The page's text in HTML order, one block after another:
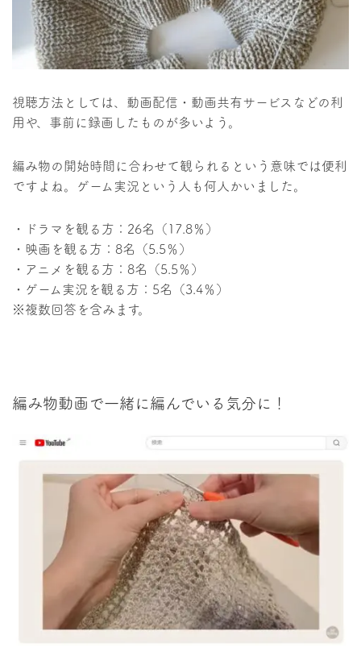
視聴方法としては、動画配信・動画共有サービスなどの利
用や、事前に録画したものが多いよう。
編み物の開始時間に合わせて観られるという意味では便利
ですよね。ゲーム実況という人も何人かいました。
・ドラマを観る方：26名（17.8％）
・映画を観る方：8名（5.5％）
・アニメを観る方：8名（5.5％）
・ゲーム実況を観る方：5名（3.4％）
※複数回答を含みます。
編み物動画で一緒に編んでいる気分に！